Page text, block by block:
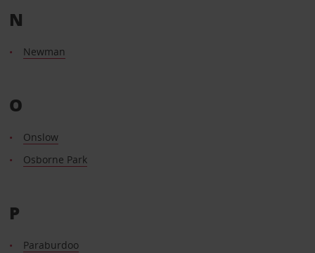
N
Newman
O
Onslow
Osborne Park
P
Paraburdoo